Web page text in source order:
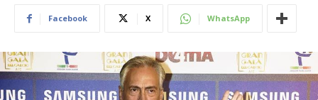
Facebook X WhatsApp